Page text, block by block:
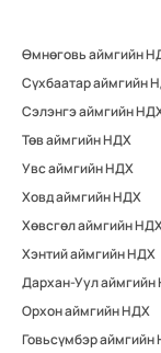
Өмнөговь аймгийн
Сүхбаатар аймгийн
Сэлэнгэ аймгийн
Төв аймгийн НДХ
Увс аймгийн НДХ
Ховд аймгийн НДХ
Хөвсгөл аймгийн
Хэнтий аймгийн НДХ
Дархан-Уул
Орхон аймгийн НДХ
Говьсүмбэр